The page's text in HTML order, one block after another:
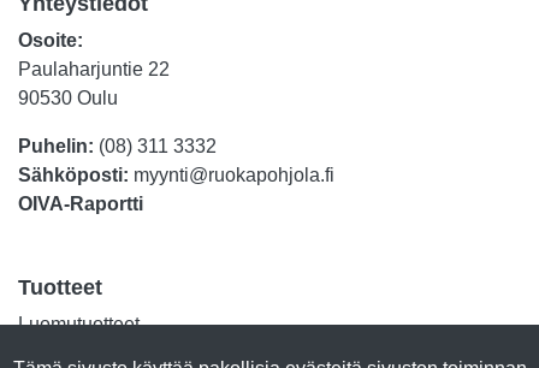
Osoite:
Paulaharjuntie 22
90530 Oulu
Puhelin: (08) 311 3332
Sähköposti: myynti@ruokapohjola.fi
OIVA-Raportti
Tuotteet
Luomutuotteet